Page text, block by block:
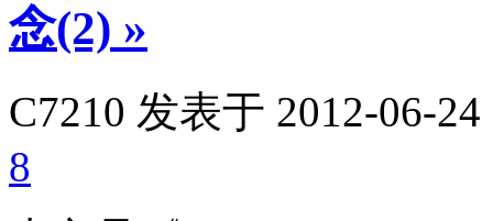
念(2) »
C7210 发表于 2012-06-24
8